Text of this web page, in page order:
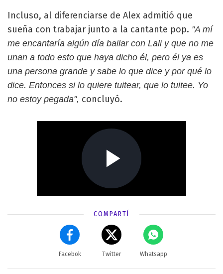
Incluso, al diferenciarse de Alex admitió que
sueña con trabajar junto a la cantante pop. "A mí
me encantaría algún día bailar con Lali y que no me
unan a todo esto que haya dicho él, pero él ya es
una persona grande y sabe lo que dice y por qué lo
dice. Entonces si lo quiere tuitear, que lo tuitee. Yo
no estoy pegada", concluyó.
COMPARTÍ
Facebok Twitter Whatsapp